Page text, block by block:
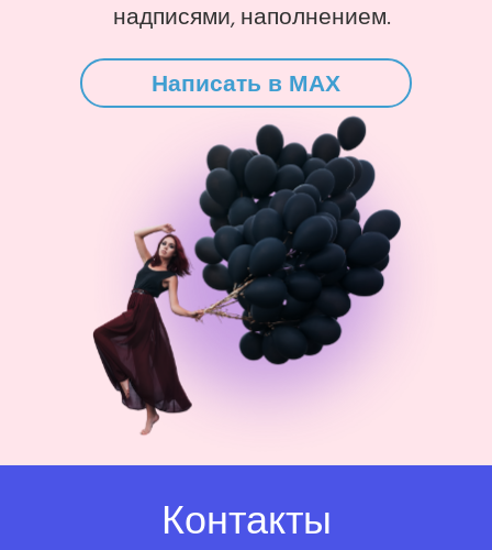
надписями, наполнением.
Написать в MAX
Контакты